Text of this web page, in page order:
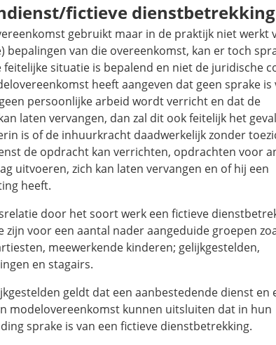
fictieve dienstbetrekking
gebruikt maar in de praktijk niet werkt
bepalingen van die overeenkomst, kan er toch
feitelijke situatie is bepalend en niet de juridische
heeft aangeven dat geen sprake is
persoonlijke arbeid wordt verricht en dat de
laten vervangen, dan zal dit ook feitelijk het
is of de inhuurkracht daadwerkelijk zonder
de opdracht kan verrichten, opdrachten voor
uitvoeren, zich kan laten vervangen en of hij een
heeft.
door het soort werk een fictieve
zijn voor een aantal nader aangeduide groepen
meewerkende kinderen; gelijkgestelden,
en stagairs.
geldt dat een aanbestedende dienst en
modelovereenkomst kunnen uitsluiten dat in hun
sprake is van een fictieve dienstbetrekking.